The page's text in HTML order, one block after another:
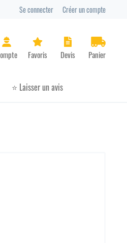
Se connecter Créer un compte
Panier
⭐ Laisser un avis